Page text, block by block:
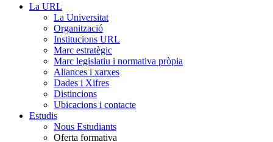
La URL
La Universitat
Organització
Institucions URL
Marc estratègic
Marc legislatiu i normativa pròpia
Aliances i xarxes
Dades i Xifres
Distincions
Ubicacions i contacte
Estudis
Nous Estudiants
Oferta formativa